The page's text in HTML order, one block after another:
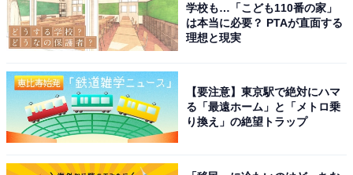
Ｘ（旧Twitter）では、「『おっぱい当たったんすよね
笑』ってw」「中学生か！」とツッコミが殺到する一
いい」「血でビビってたのに、ヨウコに感化されて、ど
んどん変わってく亨が気になって、続きはよってなる」
「亨はヨウコさんのおかげで本物の医者になった感じ」
などのコメントが寄せられています。
学校も…「こども110番の家」
は本当に必要？ PTAが直面する
理想と現実
【要注意】東京駅で絶対にハマ
る「最遠ホーム」と「メトロ乗
り換え」の絶望トラップ